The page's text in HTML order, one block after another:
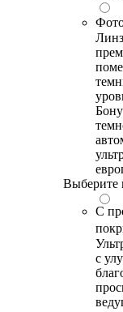
Выберите
С
с